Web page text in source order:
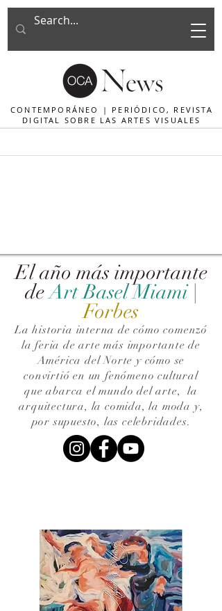
CONTEMPORÁNEO | PERIÓDICO, REVISTA
DIGITAL SOBRE LAS ARTES VISUALES
El año más importante
de Art Basel Miami |
Forbes
La historia interna de cómo comenzó
la feria de arte más importante de
América del Norte y cómo se
convirtió en un fenómeno cultural
que abarca el mundo del arte,la
arquitectura, la comida, la moda y,
por supuesto, las celebridades.